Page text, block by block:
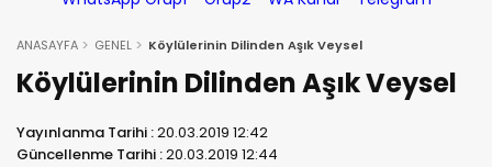
ANASAYFA GENEL Köylülerinin Dilinden Aşık Veysel
Köylülerinin Dilinden Aşık Veysel
Yayınlanma Tarihi :20.03.2019 12:42
Güncellenme Tarihi :20.03.2019 12:44